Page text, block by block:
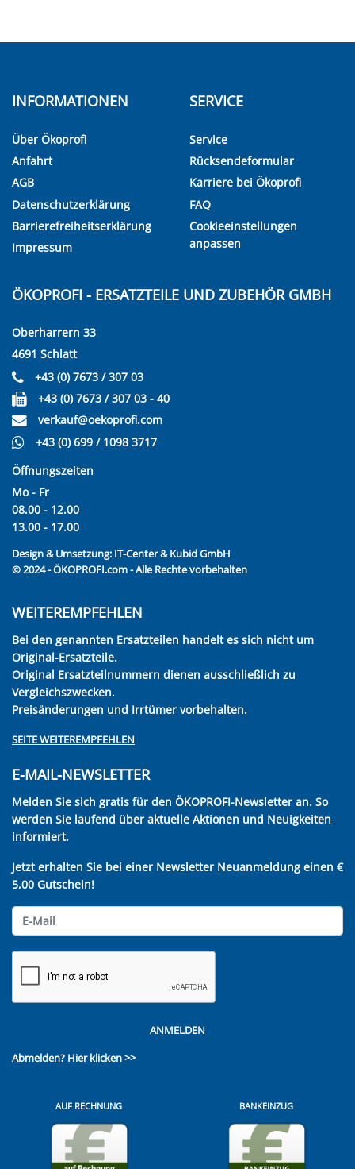
INFORMATIONEN
Über Ökoprofi
Anfahrt
AGB
Datenschutzerklärung
Barrierefreiheitserklärung
Impressum
SERVICE
Service
Rücksendeformular
Karriere bei Ökoprofi
FAQ
Cookieeinstellungen
anpassen
ÖKOPROFI - ERSATZTEILE UND ZUBEHÖR GMBH
Oberharrern 33
4691 Schlatt
+43 (0) 7673 / 307 03
+43 (0) 7673 / 307 03 - 40
verkauf@oekoprofi.com
+43 (0) 699 / 1098 3717
Öffnungszeiten
Mo - Fr
08.00 - 12.00
13.00 - 17.00
Design & Umsetzung: IT-Center & Kubid GmbH
© 2024 - ÖKOPROFI.com - Alle Rechte vorbehalten
WEITEREMPFEHLEN
Bei den genannten Ersatzteilen handelt es sich nicht um
Original-Ersatzteile.
Original Ersatzteilnummern dienen ausschließlich zu
Vergleichszwecken.
Preisänderungen und Irrtümer vorbehalten.
SEITE WEITEREMPFEHLEN
E-MAIL-NEWSLETTER
Melden Sie sich gratis für den ÖKOPROFI-Newsletter an. So
werden Sie laufend über aktuelle Aktionen und Neuigkeiten
informiert.
Jetzt erhalten Sie bei einer Newsletter Neuanmeldung einen €
5,00 Gutschein!
ANMELDEN
Abmelden? Hier klicken >>
AUF RECHNUNG BANKEINZUG